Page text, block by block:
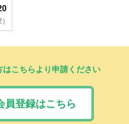
はこちらより申請ください
員登録はこちら